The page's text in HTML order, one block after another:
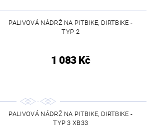
PALIVOVÁ NÁDRŽ NA PITBIKE, DIRTBIKE -
TYP 2
1 083 Kč
PALIVOVÁ NÁDRŽ NA PITBIKE, DIRTBIKE -
TYP 3 XB33